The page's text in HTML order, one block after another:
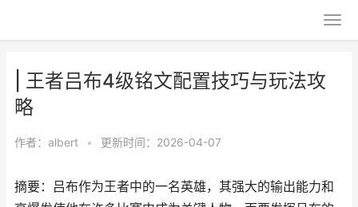
| 王者吕布4级铭文配置技巧与玩法攻
略
作者： albert • 更新时间：2026-04-07
摘要：吕布作为王者中的一名英雄，其强大的输出能力和